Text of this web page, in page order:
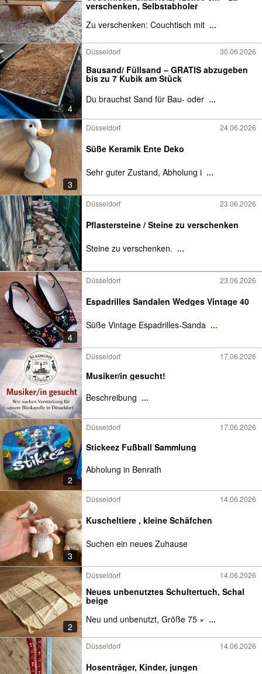
verschenken, Selbstabholer
Zu verschenken: Couchtisch mit ...
4
Düsseldorf 30.06.2026
Bausand/ Füllsand – GRATIS abzugeben
bis zu 7 Kubik am Stück
Du brauchst Sand für Bau- oder ...
3
Düsseldorf 24.06.2026
Süße Keramik Ente Deko
Sehr guter Zustand, Abholung i ...
Düsseldorf 23.06.2026
Pflastersteine / Steine zu verschenken
Steine zu verschenken. ...
4
Düsseldorf 23.06.2026
Espadrilles Sandalen Wedges Vintage 40
Süße Vintage Espadrilles-Sanda ...
Düsseldorf 17.06.2026
Musiker/in gesucht!
Beschreibung ...
2
Düsseldorf 17.06.2026
Stickeez Fußball Sammlung
Abholung in Benrath
3
Düsseldorf 14.06.2026
Kuscheltiere , kleine Schäfchen
Suchen ein neues Zuhause
2
Düsseldorf 14.06.2026
Neues unbenutztes Schultertuch, Schal
beige
Neu und unbenutzt, Größe 75 × ...
Düsseldorf 14.06.2026
Hosenträger, Kinder, jungen